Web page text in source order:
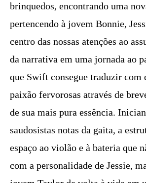
brinquedos, encontrando uma
pertencendo à jovem Bonnie,
centro das nossas atenções ao
da narrativa em uma jornada ao
que Swift consegue traduzir com
paixão fervorosas através de
de sua mais pura essência.
saudosistas notas da gaita, a
espaço ao violão e à bateria que
com a personalidade de Jessie,